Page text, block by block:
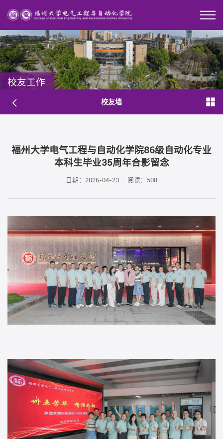
校友工作
校友墙
福州大学电气工程与自动化学院86级自动化专业
本科生毕业35周年合影留念
日期：2026-04-23 阅读： 508